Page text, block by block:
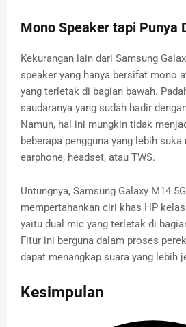
Mono Speaker tapi Punya
Kekurangan lain dari Samsung
speaker yang hanya bersifat mono
yang terletak di bagian bawah.
saudaranya yang sudah hadir
Namun, hal ini mungkin tidak
beberapa pengguna yang lebih suka
earphone, headset, atau TWS.
Untungnya, Samsung Galaxy M14
mempertahankan ciri khas HP
yaitu dual mic yang terletak di
Fitur ini berguna dalam proses
dapat menangkap suara yang lebih
Kesimpulan